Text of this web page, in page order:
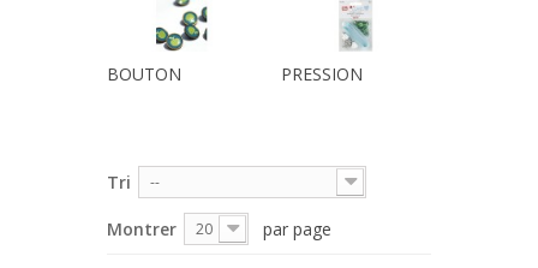
BOUTON PRESSION
Tri --
Montrer 20 par page